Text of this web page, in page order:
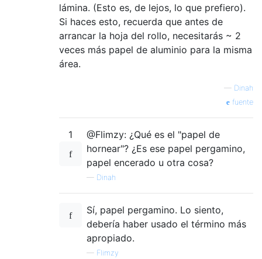
lámina. (Esto es, de lejos, lo que prefiero).
Si haces esto, recuerda que antes de
arrancar la hoja del rollo, necesitarás ~ 2
veces más papel de aluminio para la misma
área.
— Dinah
fuente
1
@Flimzy: ¿Qué es el "papel de
hornear"? ¿Es ese papel pergamino,
papel encerado u otra cosa?
— Dinah
Sí, papel pergamino. Lo siento,
debería haber usado el término más
apropiado.
— Flimzy